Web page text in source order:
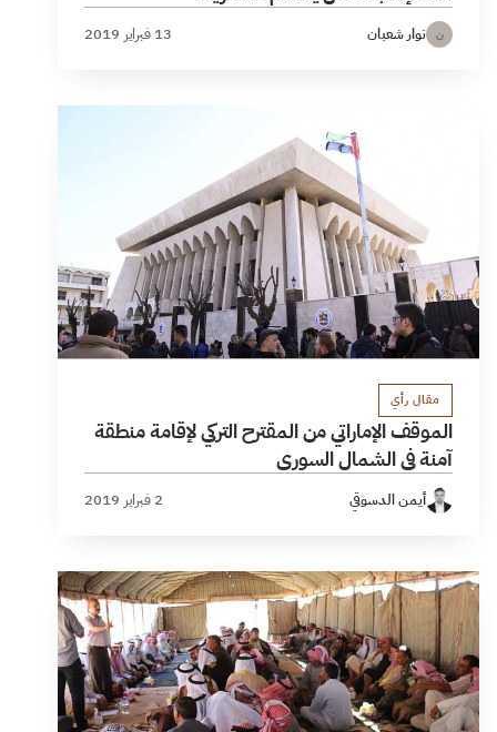
ن نوار شعبان 13 فبراير 2019
مقال رأي
الموقف الإماراتي من المقترح التركي لإقامة منطقة
آمنة في الشمال السوري
أيمن الدسوقي 2 فبراير 2019